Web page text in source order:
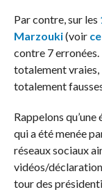
Par contre, sur les
Marzouki(voir
contre 7
totalement vraies,
totalement
Rappelons
qui a été menée
réseaux sociaux
vidéos/
tour des